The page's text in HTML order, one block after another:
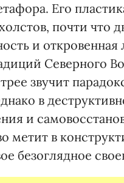
Его
почти что
и
Северного
звучит
в
и
метит в
безоглядное